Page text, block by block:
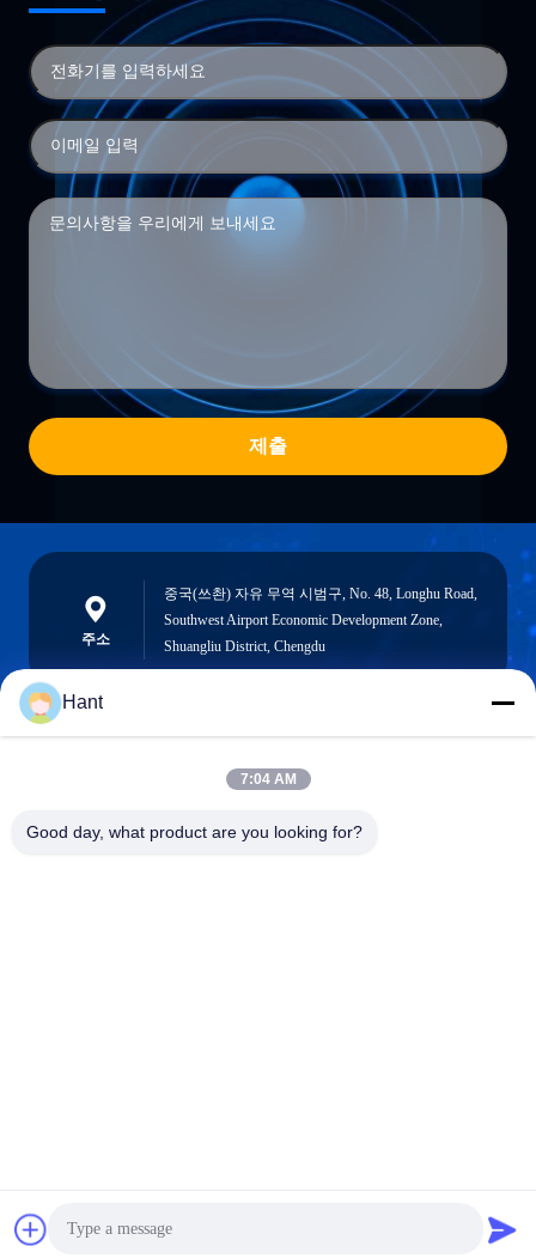
최상의 가격을 얻으세요
제출
주소
중국(쓰촨) 자유 무역 시범구, No. 48, Longhu Road,
Southwest Airport Economic Development Zone,
Shuangliu District, Chengdu
Sales03@chinafibercable.com
Hant
7:04 AM
Good day, what product are you looking for?